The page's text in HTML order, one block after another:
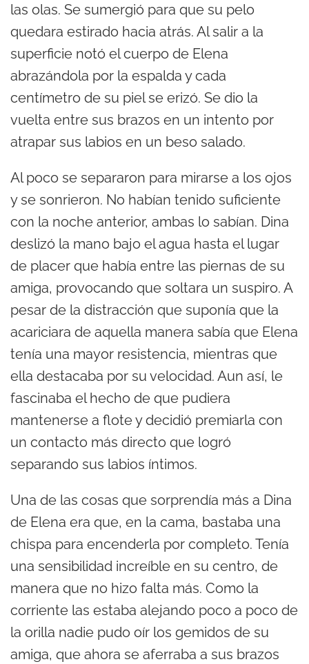
las olas. Se sumergió para que su pelo
quedara estirado hacia atrás. Al salir a la
superficie notó el cuerpo de Elena
abrazándola por la espalda y cada
centímetro de su piel se erizó. Se dio la
vuelta entre sus brazos en un intento por
atrapar sus labios en un beso salado.
Al poco se separaron para mirarse a los ojos
y se sonrieron. No habían tenido suficiente
con la noche anterior, ambas lo sabían. Dina
deslizó la mano bajo el agua hasta el lugar
de placer que había entre las piernas de su
amiga, provocando que soltara un suspiro. A
pesar de la distracción que suponía que la
acariciara de aquella manera sabía que Elena
tenía una mayor resistencia, mientras que
ella destacaba por su velocidad. Aun así, le
fascinaba el hecho de que pudiera
mantenerse a flote y decidió premiarla con
un contacto más directo que logró
separando sus labios íntimos.
Una de las cosas que sorprendía más a Dina
de Elena era que, en la cama, bastaba una
chispa para encenderla por completo. Tenía
una sensibilidad increíble en su centro, de
manera que no hizo falta más. Como la
corriente las estaba alejando poco a poco de
la orilla nadie pudo oír los gemidos de su
amiga, que ahora se aferraba a sus brazos